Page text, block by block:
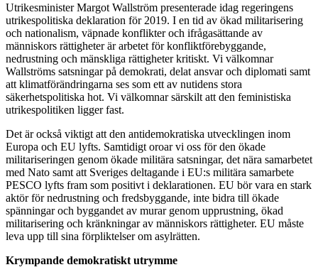
Utrikesminister Margot Wallström presenterade idag regeringens
utrikespolitiska deklaration för 2019. I en tid av ökad militarisering
och nationalism, väpnade konflikter och ifrågasättande av
människors rättigheter är arbetet för konfliktförebyggande,
nedrustning och mänskliga rättigheter kritiskt. Vi välkomnar
Wallströms satsningar på demokrati, delat ansvar och diplomati samt
att klimatförändringarna ses som ett av nutidens stora
säkerhetspolitiska hot. Vi välkomnar särskilt att den feministiska
utrikespolitiken ligger fast.
Det är också viktigt att den antidemokratiska utvecklingen inom
Europa och EU lyfts. Samtidigt oroar vi oss för den ökade
militariseringen genom ökade militära satsningar, det nära samarbetet
med Nato samt att Sveriges deltagande i EU:s militära samarbete
PESCO lyfts fram som positivt i deklarationen. EU bör vara en stark
aktör för nedrustning och fredsbyggande, inte bidra till ökade
spänningar och byggandet av murar genom upprustning, ökad
militarisering och kränkningar av människors rättigheter. EU måste
leva upp till sina förpliktelser om asylrätten.
Krympande demokratiskt utrymme